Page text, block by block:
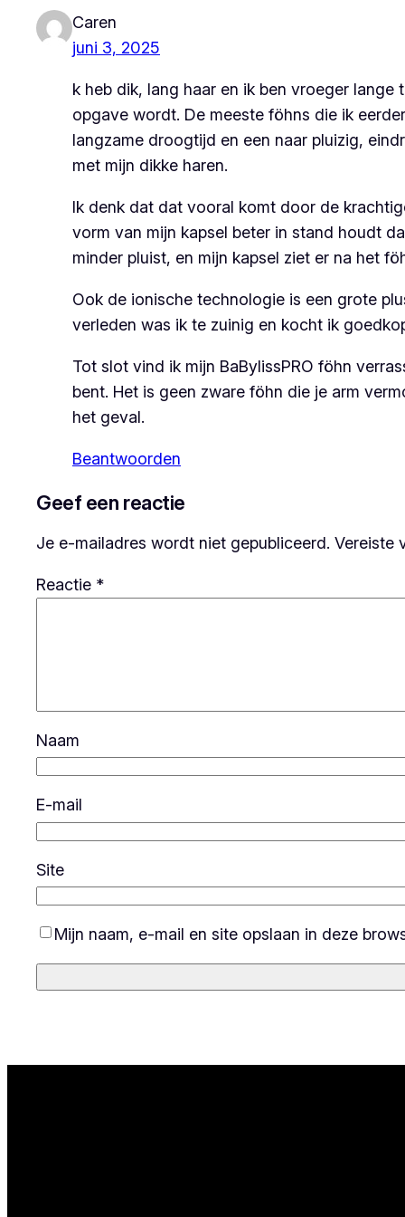
Caren
juni 3, 2025
k heb dik, lang haar en ik ben vroeger
opgave wordt. De meeste föhns die ik
langzame droogtijd en een naar pluizig,
met mijn dikke haren.
Ik denk dat dat vooral komt door de
vorm van mijn kapsel beter in stand houdt
minder pluist, en mijn kapsel ziet er na het
Ook de ionische technologie is een grote
verleden was ik te zuinig en kocht ik
Tot slot vind ik mijn BaBylissPRO föhn
bent. Het is geen zware föhn die je arm
het geval.
Beantwoorden
Geef een reactie
Je e-mailadres wordt niet gepubliceerd. Vereiste
Reactie *
Naam
E-mail
Site
Mijn naam, e-mail en site opslaan in deze